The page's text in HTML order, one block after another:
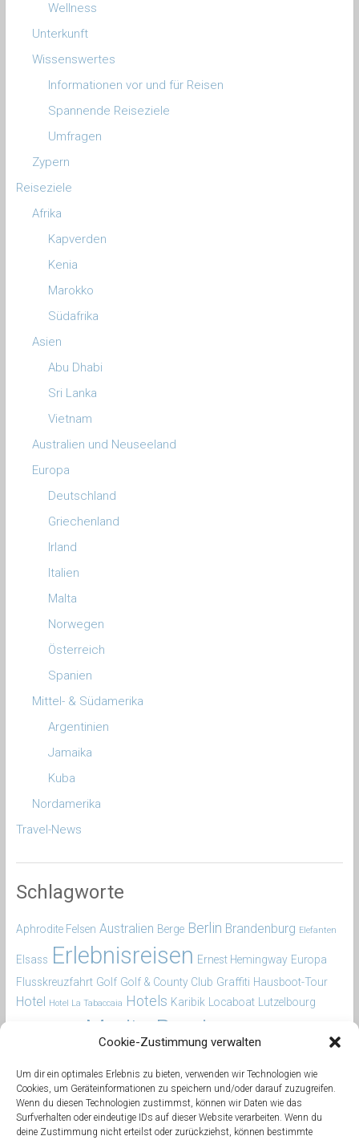
Cookie-Zustimmung verwalten
Um dir ein optimales Erlebnis zu bieten, verwenden wir Technologien wie
Cookies, um Geräteinformationen zu speichern und/oder darauf zuzugreifen.
Wenn du diesen Technologien zustimmst, können wir Daten wie das
Surfverhalten oder eindeutige IDs auf dieser Website verarbeiten. Wenn du
deine Zustimmung nicht erteilst oder zurückziehst, können bestimmte
Wellness
Unterkunft
Wissenswertes
Informationen vor und für Reisen
Spannende Reiseziele
Umfragen
Zypern
Reiseziele
Afrika
Kapverden
Kenia
Marokko
Südafrika
Asien
Abu Dhabi
Sri Lanka
Vietnam
Australien und Neuseeland
Europa
Deutschland
Griechenland
Irland
Italien
Malta
Norwegen
Österreich
Spanien
Mittel- & Südamerika
Argentinien
Jamaika
Kuba
Nordamerika
Travel-News
Schlagworte
Aphrodite Felsen Australien Berge Berlin Brandenburg Elefanten
Elsass Erlebnisreisen Ernest Hemingway Europa
Flusskreuzfahrt Golf Golf & County Club Graffiti Hausboot-Tour
Hotel Hotel La Tabaccaia Hotels Karibik Locaboat Lutzelbourg
Marita Persian
Reiseberichte
reiseberichte-
erlebnisreisen.com reiseblog Relaxen
Rundreise Safari Salzburger Land Saverne Schiffshebewerk